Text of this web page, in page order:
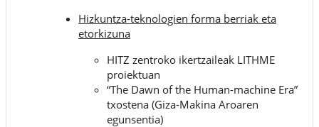
Hizkuntza-teknologien forma berriak eta
etorkizuna
HITZ zentroko ikertzaileak LITHME
proiektuan
“The Dawn of the Human-machine Era”
txostena (Giza-Makina Aroaren
egunsentia)